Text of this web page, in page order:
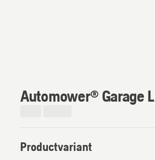
Automower® Garage L
Productvariant